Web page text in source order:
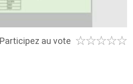
Participez au vote ☆☆☆☆☆
★★★★★